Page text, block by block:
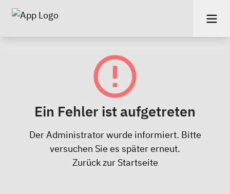
Ein Fehler ist aufgetreten
Der Administrator wurde informiert. Bitte
versuchen Sie es später erneut.
Zurück zur Startseite